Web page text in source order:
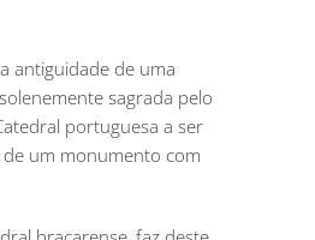
antiguidade de uma
sagrada pelo
portuguesa a ser
de um monumento com